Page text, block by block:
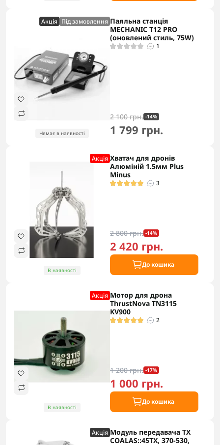
Акцiя Під замовлення
Немає в наявності
Паяльна станція
MECHANIC T12 PRO
(оновлений стиль, 75W)
1
2 100 грн. -14%
1 799 грн.
Акцiя
В наявності
Хватач для дронів
Алюміній 1.5мм Plus
Minus
3
2 800 грн. -14%
2 420 грн.
До кошика
Акцiя
В наявності
Мотор для дрона
ThrustNova TN3115
KV900
2
1 200 грн. -17%
1 000 грн.
До кошика
Акцiя Модуль передавача TX
COALAS::45TX, 370-530,